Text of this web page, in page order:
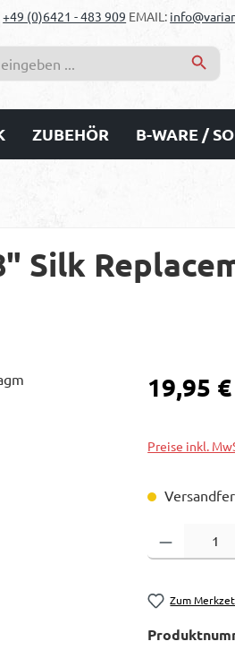
+49 (0)6421 - 483 909 EMAIL:
ZUBEHÖR B-WARE /
Silk
Regulärer
19,95 €
Preise inkl.
Produkt
Zum